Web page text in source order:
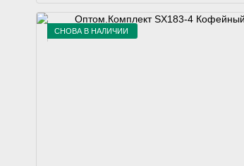
СНОВА В НАЛИЧИИ